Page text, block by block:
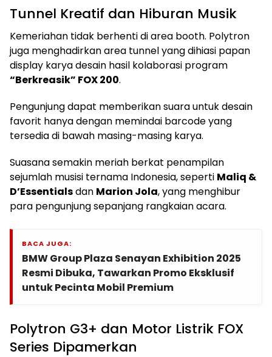
Tunnel Kreatif dan Hiburan Musik
Kemeriahan tidak berhenti di area booth. Polytron
juga menghadirkan area tunnel yang dihiasi papan
display karya desain hasil kolaborasi program
“Berkreasik” FOX 200.
Pengunjung dapat memberikan suara untuk desain
favorit hanya dengan memindai barcode yang
tersedia di bawah masing-masing karya.
Suasana semakin meriah berkat penampilan
sejumlah musisi ternama Indonesia, seperti Maliq &
D’Essentialsdan Marion Jola, yang menghibur
para pengunjung sepanjang rangkaian acara.
BACA JUGA:
BMW Group Plaza Senayan Exhibition 2025
Resmi Dibuka, Tawarkan Promo Eksklusif
untuk Pecinta Mobil Premium
Polytron G3+ dan Motor Listrik FOX
Series Dipamerkan